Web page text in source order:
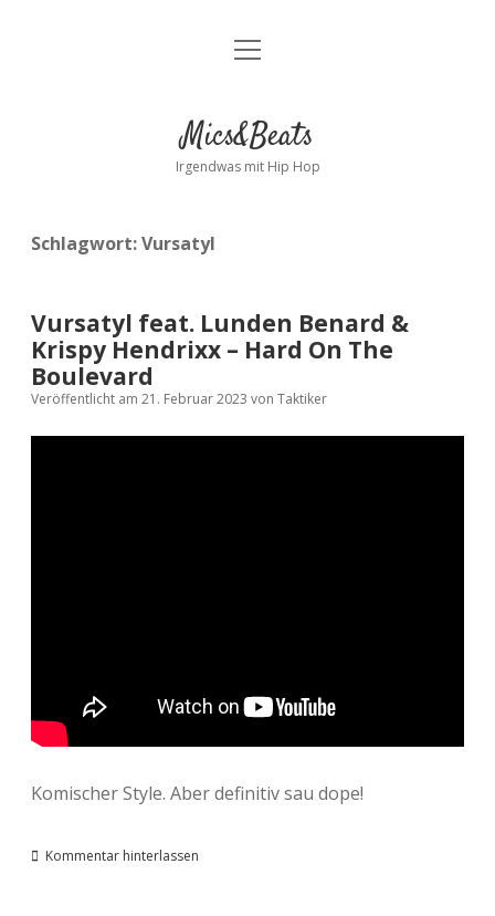
Kontakt
facebookinstagram
bandcamp
spotify
Menü
Mics&Beats
Irgendwas mit Hip Hop
Schlagwort:Vursatyl
Vursatyl feat. Lunden Benard &
Krispy Hendrixx – Hard On The
Boulevard
Veröffentlicht am 21. Februar 2023 von Taktiker
Komischer Style. Aber definitiv sau dope!
Kommentar hinterlassen